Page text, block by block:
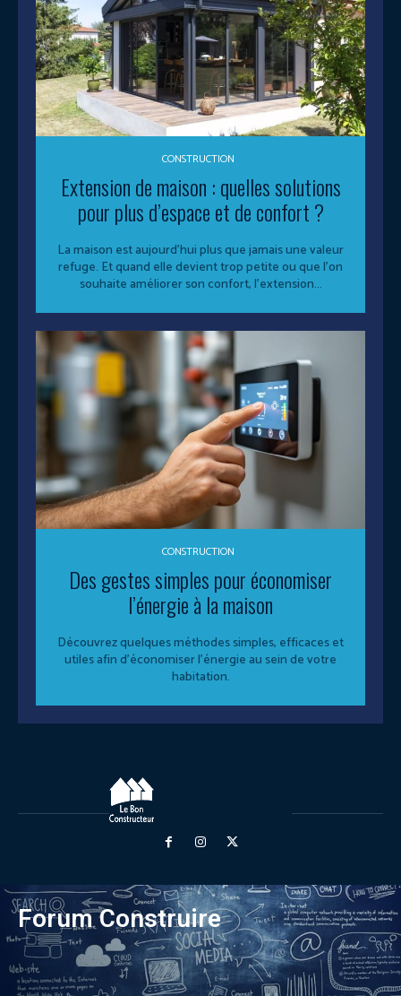
CONSTRUCTION
Extension de maison : quelles solutions
pour plus d’espace et de confort ?
La maison est aujourd’hui plus que jamais une valeur
refuge. Et quand elle devient trop petite ou que l’on
souhaite améliorer son confort, l’extension...
CONSTRUCTION
Des gestes simples pour économiser
l’énergie à la maison
Découvrez quelques méthodes simples, efficaces et
utiles afin d’économiser l'énergie au sein de votre
habitation.
Forum Construire